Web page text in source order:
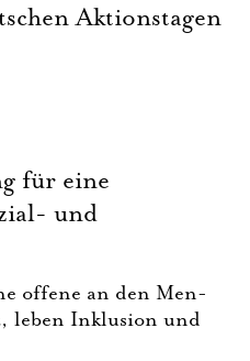
Aktionstagen
für eine
und
offe­ne an den Men­
leben Inklu­si­on und